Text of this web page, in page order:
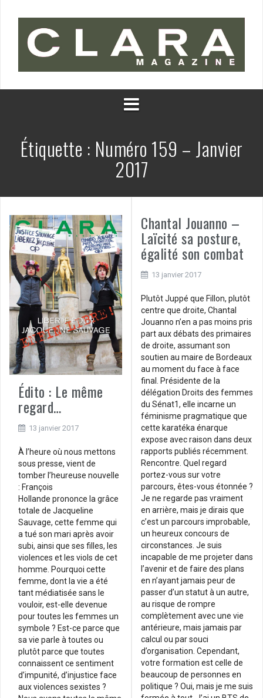
Étiquette : Numéro 159 – Janvier
2017
Édito : Le même
regard…
13 janvier 2017
À l’heure où nous mettons
sous presse, vient de
tomber l’heureuse nouvelle
: François
Hollande prononce la grâce
totale de Jacqueline
Sauvage, cette femme qui
a tué son mari après avoir
subi, ainsi que ses filles, les
violences et les viols de cet
homme. Pourquoi cette
femme, dont la vie a été
tant médiatisée sans le
vouloir, est-elle devenue
pour toutes les femmes un
symbole ? Est-ce parce que
sa vie parle à toutes ou
plutôt parce que toutes
connaissent ce sentiment
d’impunité, d’injustice face
aux violences sexistes ?
Chantal Jouanno –
Laïcité sa posture,
égalité son combat
13 janvier 2017
Plutôt Juppé que Fillon, plutôt
centre que droite, Chantal
Jouanno n’en a pas moins pris
part aux débats des primaires
de droite, assumant son
soutien au maire de Bordeaux
au moment du face à face
final. Présidente de la
délégation Droits des femmes
du Sénat1, elle incarne un
féminisme pragmatique que
cette karatéka énarque
expose avec raison dans deux
rapports publiés récemment.
Rencontre. Quel regard
portez-vous sur votre
parcours, êtes-vous étonnée ?
Je ne regarde pas vraiment
en arrière, mais je dirais que
c’est un parcours improbable,
un heureux concours de
circonstances. Je suis
incapable de me projeter dans
l’avenir et de faire des plans
en n’ayant jamais peur de
passer d’un statut à un autre,
au risque de rompre
complètement avec une vie
antérieure, mais jamais par
calcul ou par souci
d’organisation. Cependant,
votre formation est celle de
beaucoup de personnes en
politique ? Oui, mais je me suis